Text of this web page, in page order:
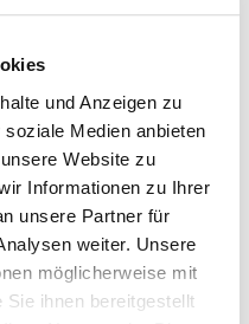
und Anzeigen zu
Medien anbieten
Website zu
Informationen zu Ihrer
unsere Partner für
weiter. Unsere
möglicherweise mit
ihnen bereitgestellt
gespart)
40 42